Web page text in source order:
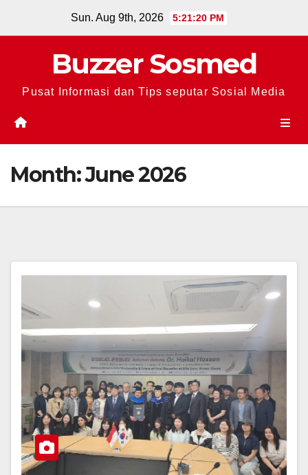
Sun. Aug 9th, 2026 5:21:20 PM
Buzzer Sosmed
Pusat Informasi dan Tips seputar Sosial Media
Month:June 2026